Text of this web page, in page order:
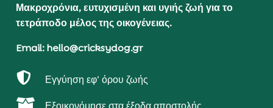
Μακροχρόνια, ευτυχισμένη και υγιής ζωή για το
τετράποδο μέλος της οικογένειας.
Email: hello@cricksydog.gr
 Εγγύηση εφ’ όρου ζωής
